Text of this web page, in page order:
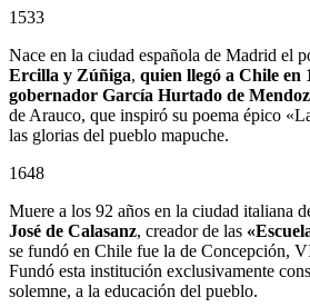
1533
Nace en la ciudad española de Madrid el
Ercilla y Zúñiga, quien llegó a Chile en
gobernador García Hurtado de
de Arauco, que inspiró su poema épico
las glorias del pueblo mapuche.
1648
Muere a los 92 años en la ciudad italiana
José de Calasanz, creador de las
se fundó en Chile fue la de Concepción,
Fundó esta institución exclusivamente
solemne, a la educación del pueblo.